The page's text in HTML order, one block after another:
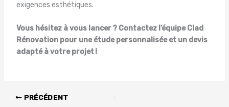
exigences esthétiques.
Vous hésitez à vous lancer ? Contactez l’équipe Clad
Rénovation pour une étude personnalisée et un devis
adapté à votre projet !
PRÉCÉDENT